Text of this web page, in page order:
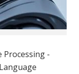
Processing -